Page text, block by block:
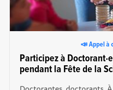
📣 Appel à
Participez à
pendant la Fête de la